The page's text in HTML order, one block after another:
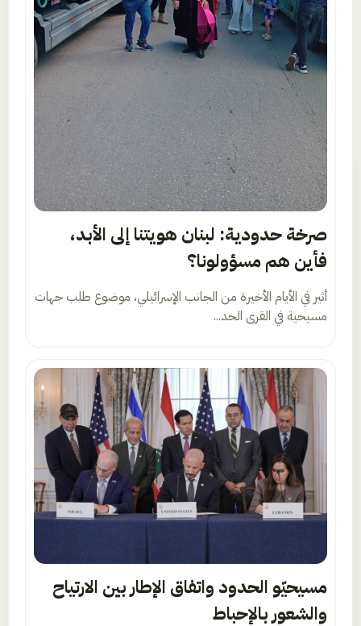
صرخة حدودية: لبنان هويتنا إلى الأبد،
فأين هم مسؤولونا؟
أثير في الأيام الأخيرة من الجانب الإسرائيلي، موضوع طلب جهات
مسيحية في القرى الحد...
مسيحيّو الحدود واتفاق الإطار بين الارتياح
والشعور بالإحباط